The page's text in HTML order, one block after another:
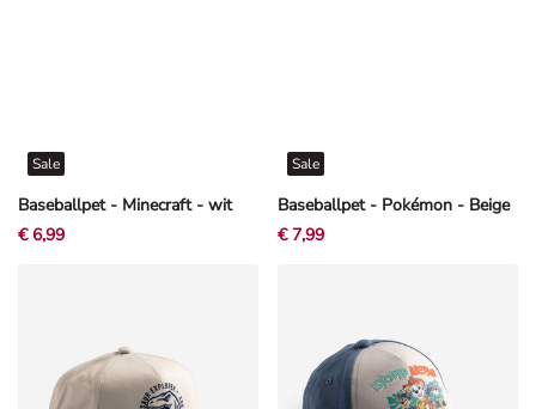
Baseballpet - Minecraft - wit
Sale
€ 6,99
Baseballpet - Pokémon - Beige
Sale
€ 7,99